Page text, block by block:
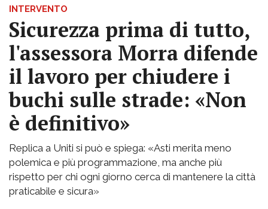
INTERVENTO
Sicurezza prima di tutto,
l'assessora Morra difende
il lavoro per chiudere i
buchi sulle strade: «Non
è definitivo»
Replica a Uniti si può e spiega: «Asti merita meno
polemica e più programmazione, ma anche più
rispetto per chi ogni giorno cerca di mantenere la città
praticabile e sicura»